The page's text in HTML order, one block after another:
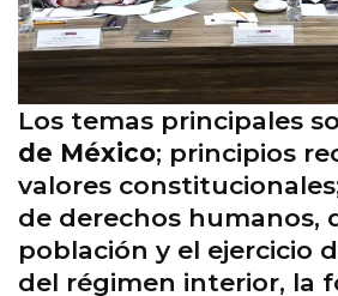
Los temas principales
de México; principios
valores
de derechos humanos,
población y el ejercicio
del régimen interior, la